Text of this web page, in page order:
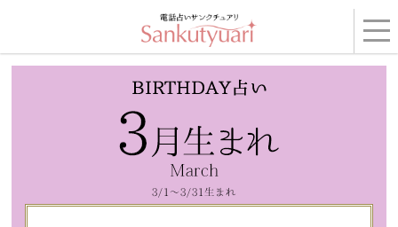
BIRTHDAY占い ›2017年09月の運勢